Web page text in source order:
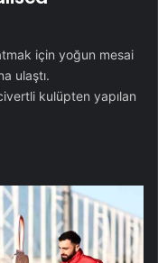
için yoğun mesai
ulaştı.
kulüpten yapılan